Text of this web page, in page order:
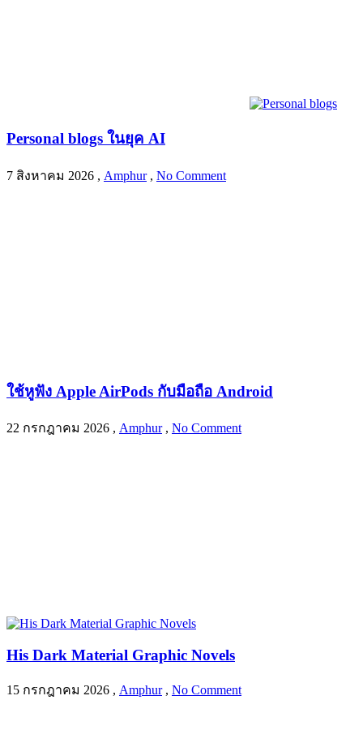
Personal blogs ในยุค AI
7 สิงหาคม 2026 , Amphur , No Comment
ใช้หูฟัง Apple AirPods กับมือถือ Android
22 กรกฎาคม 2026 , Amphur , No Comment
His Dark Material Graphic Novels
15 กรกฎาคม 2026 , Amphur , No Comment